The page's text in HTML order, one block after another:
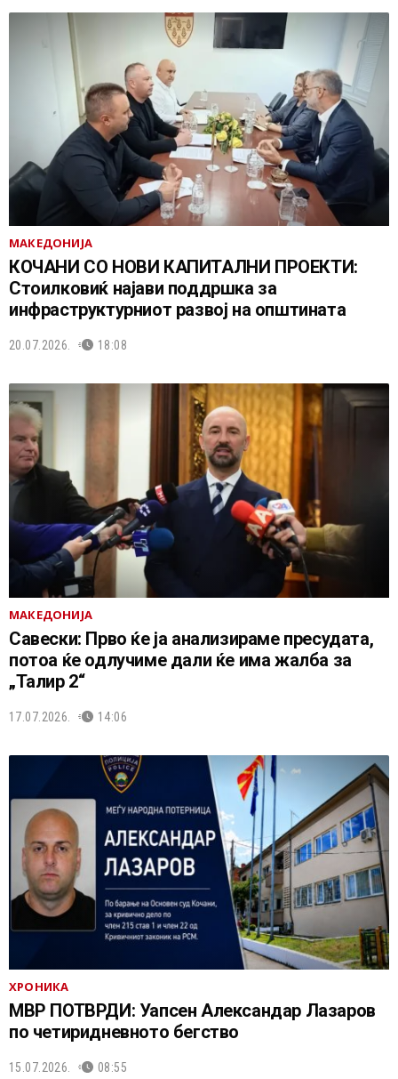
МАКЕДОНИЈА
КОЧАНИ СО НОВИ КАПИТАЛНИ ПРОЕКТИ:
Стоилковиќ најави поддршка за
инфраструктурниот развој на општината
20.07.2026. 18:08
МАКЕДОНИЈА
Савески: Прво ќе ја анализираме пресудата,
потоа ќе одлучиме дали ќе има жалба за
„Талир 2“
17.07.2026. 14:06
ХРОНИКА
МВР ПОТВРДИ: Уапсен Александар Лазаров
по четиридневното бегство
15.07.2026. 08:55